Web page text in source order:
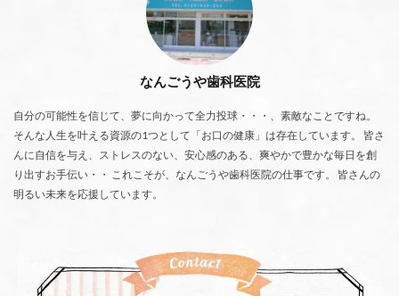
なんごうや歯科医院
自分の可能性を信じて、夢に向かって全力投球・・・、素敵なことですね。
そんな人生を叶える資源の1つとして「お口の健康」は存在しています。 皆さ
んに自信を与え、ストレスのない、安心感のある、爽やかで豊かな毎日を創
り出すお手伝い・・ これこそが、なんごうや歯科医院の仕事です。 皆さんの
明るい未来を応援しています。